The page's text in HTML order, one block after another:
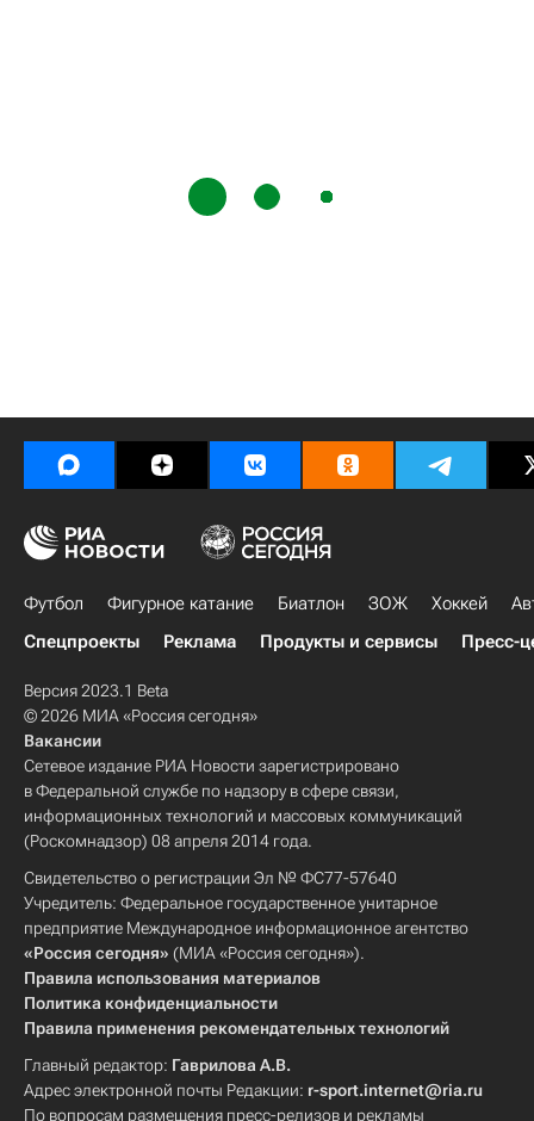
Футбол Фигурное катание Биатлон ЗОЖ Хоккей
Спецпроекты
Реклама Продукты и сервисы Пресс-
Версия 2023.1 Beta
© 2026 МИА «Россия сегодня»
Вакансии
Сетевое издание РИА Новости зарегистрировано
в Федеральной службе по надзору в сфере связи,
информационных технологий и массовых коммуникаций
(Роскомнадзор) 08 апреля 2014 года.
Свидетельство о регистрации Эл № ФС77-57640
Учредитель: Федеральное государственное унитарное
предприятие Международное информационное агентство
«Россия сегодня» (МИА «Россия сегодня»).
Правила использования материалов
Политика конфиденциальности
Правила применения рекомендательных технологий
Главный редактор: Гаврилова А.В.
Адрес электронной почты Редакции: r-sport.internet@ria.ru
По вопросам размещения пресс-релизов и рекламы